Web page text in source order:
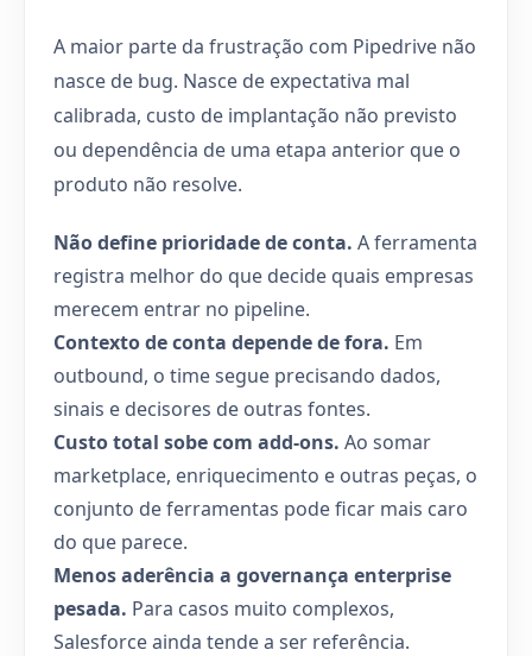
A maior parte da frustração com Pipedrive não
nasce de bug. Nasce de expectativa mal
calibrada, custo de implantação não previsto
ou dependência de uma etapa anterior que o
produto não resolve.
Não define prioridade de conta. A ferramenta
registra melhor do que decide quais empresas
merecem entrar no pipeline.
Contexto de conta depende de fora. Em
outbound, o time segue precisando dados,
sinais e decisores de outras fontes.
Custo total sobe com add-ons. Ao somar
marketplace, enriquecimento e outras peças, o
conjunto de ferramentas pode ficar mais caro
do que parece.
Menos aderência a governança enterprise
pesada. Para casos muito complexos,
Salesforce ainda tende a ser referência.